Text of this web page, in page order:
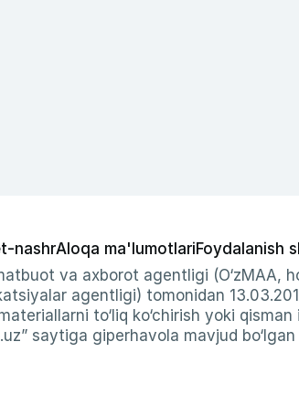
nashrAloqa ma'lumotlariFoydalanish
va axborot agentligi (O‘zMAA,
agentligi) tomonidan
to‘liq ko‘chirish yoki
saytiga giperhavola mavjud